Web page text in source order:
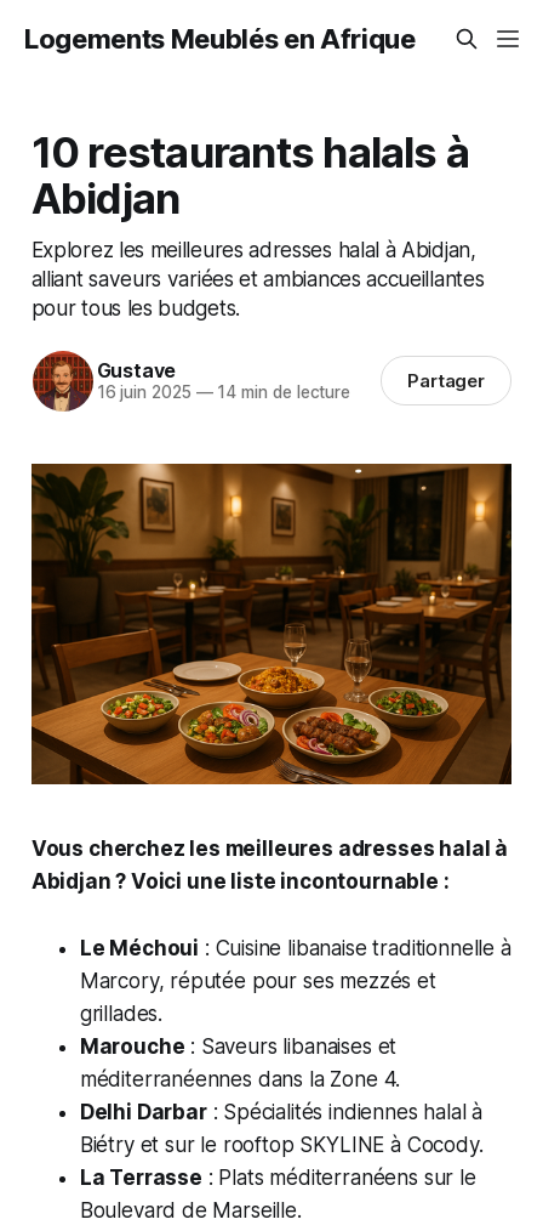
Logements Meublés en Afrique
10 restaurants halals à
Abidjan
Explorez les meilleures adresses halal à Abidjan,
alliant saveurs variées et ambiances accueillantes
pour tous les budgets.
Gustave
16 juin 2025 —14 min de lecture Partager
Vous cherchez les meilleures adresses halal à
Abidjan ? Voici une liste incontournable :
Le Méchoui : Cuisine libanaise traditionnelle à
Marcory, réputée pour ses mezzés et
grillades.
Marouche : Saveurs libanaises et
méditerranéennes dans la Zone 4.
Delhi Darbar: Spécialités indiennes halal à
Biétry et sur le rooftop SKYLINE à Cocody.
La Terrasse : Plats méditerranéens sur le
Boulevard de Marseille.